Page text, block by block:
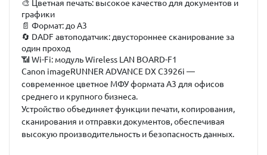
🎨 Цветная печать: высокое качество для документов и
графики
📄 Формат: до A3
🔄 DADF автоподатчик: двустороннее сканирование за
один проход
📶 Wi-Fi: модуль Wireless LAN BOARD-F1
Canon imageRUNNER ADVANCE DX C3926i —
современное цветное МФУ формата A3 для офисов
среднего и крупного бизнеса.
Устройство объединяет функции печати, копирования,
сканирования и отправки документов, обеспечивая
высокую производительность и безопасность данных.